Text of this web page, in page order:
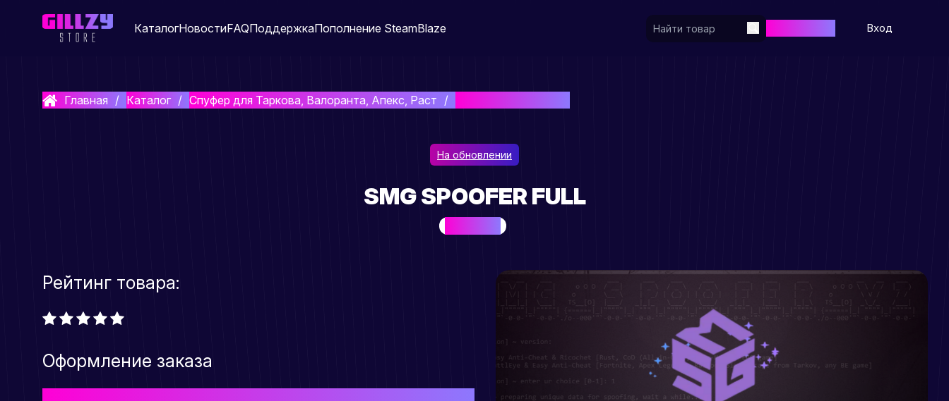
КаталогНовостиFAQПоддержкаПополнение SteamBlaze Вход
Главная Каталог Спуфер для Таркова, Валоранта, Апекс, Раст
На обновлении
SMG SPOOFER FULL
Рейтинг товара:
Оформление заказа